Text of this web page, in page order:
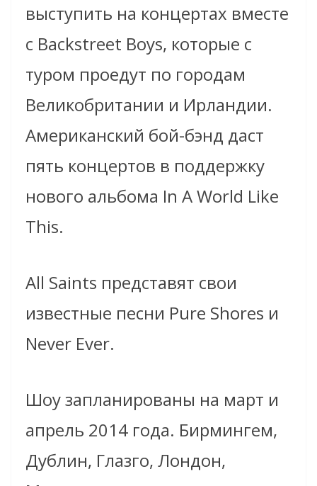
выступить на концертах вместе
с Backstreet Boys, которые с
туром проедут по городам
Великобритании и Ирландии.
Американский бой-бэнд даст
пять концертов в поддержку
нового альбома In A World Like
This.
All Saints представят свои
известные песни Pure Shores и
Never Ever.
Шоу запланированы на март и
апрель 2014 года. Бирмингем,
Дублин, Глазго, Лондон,